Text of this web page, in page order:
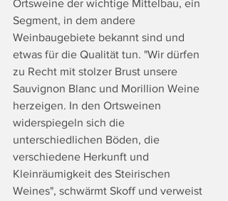
Ortsweine der wichtige Mittelbau, ein
Segment, in dem andere
Weinbaugebiete bekannt sind und
etwas für die Qualität tun. "Wir dürfen
zu Recht mit stolzer Brust unsere
Sauvignon Blanc und Morillion Weine
herzeigen. In den Ortsweinen
widerspiegeln sich die
unterschiedlichen Böden, die
verschiedene Herkunft und
Kleinräumigkeit des Steirischen
Weines", schwärmt Skoff und verweist